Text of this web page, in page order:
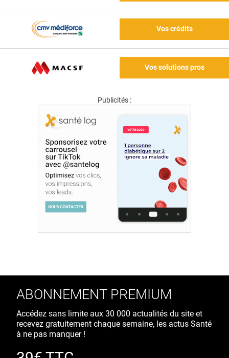
Vos crédits
Vos solutions pros
Publicités :
ABONNEMENT PREMIUM
Accédez sans limite aux 30 000 actualités du site et
recevez gratuitement chaque semaine, les actus Santé
à ne pas manquer !